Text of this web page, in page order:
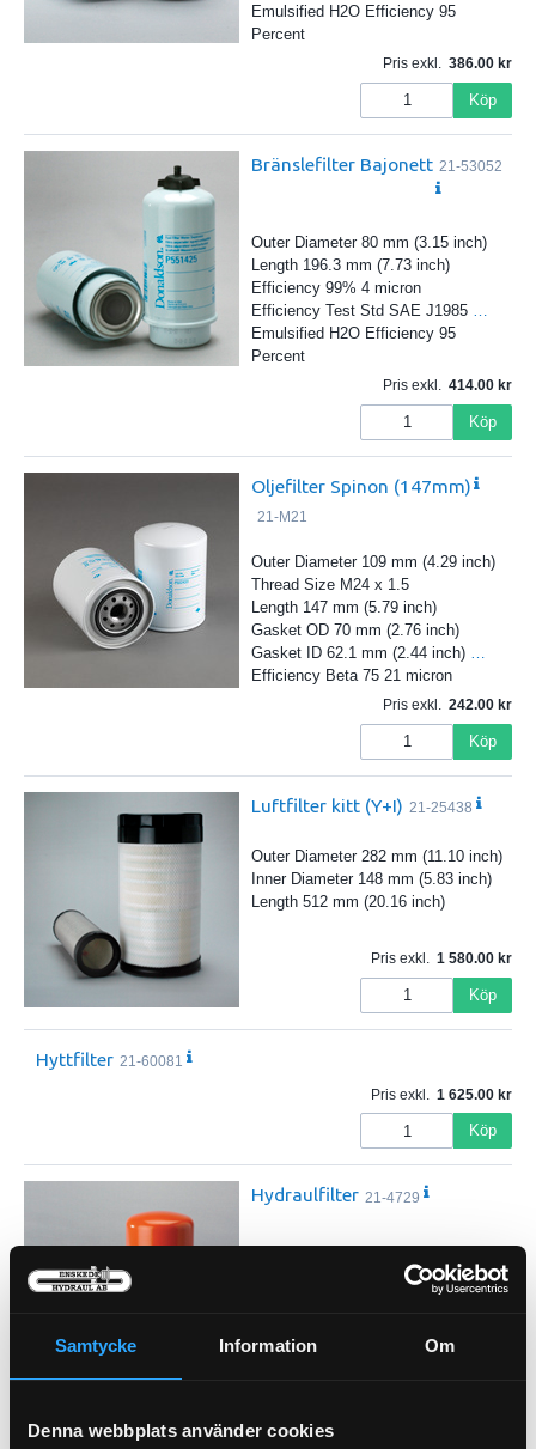
Samtycke Information Om
Denna webbplats använder cookies
Emulsified H2O Efficiency 95
Percent
Pris exkl. 386.00
Köp
Bränslefilter Bajonett 21-53052
Outer Diameter 80 mm (3.15 inch)
Length 196.3 mm (7.73 inch)
Efficiency 99% 4 micron
Efficiency Test Std SAE J1985
Emulsified H2O Efficiency 95
Percent
Pris exkl. 414.00
Köp
Oljefilter Spinon (147mm)
21-M21
Outer Diameter 109 mm (4.29 inch)
Thread Size M24 x 1.5
Length 147 mm (5.79 inch)
Gasket OD 70 mm (2.76 inch)
Gasket ID 62.1 mm (2.44 inch)
Efficiency Beta 75 21 micron
Pris exkl. 242.00
Köp
Luftfilter kitt (Y+I) 21-25438
Outer Diameter 282 mm (11.10 inch)
Inner Diameter 148 mm (5.83 inch)
Length 512 mm (20.16 inch)
Pris exkl. 1 580.00
Köp
Hyttfilter 21-60081
Pris exkl.
1 625.00
Köp
Hydraulfilter 21-4729
Pris exkl. 565.00